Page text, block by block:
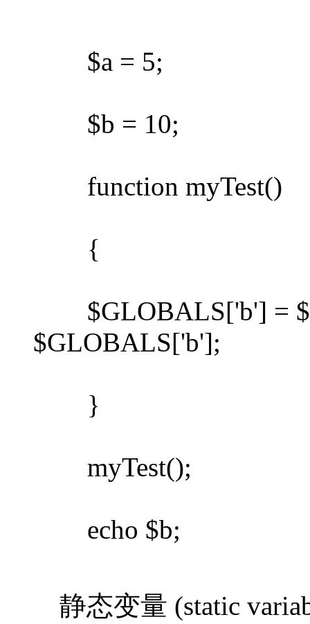
$a = 5;
$b = 10;
function myTest()
{
$GLOBALS['b'] =
$GLOBALS['b'];
}
myTest();
echo $b;
静态变量 (static